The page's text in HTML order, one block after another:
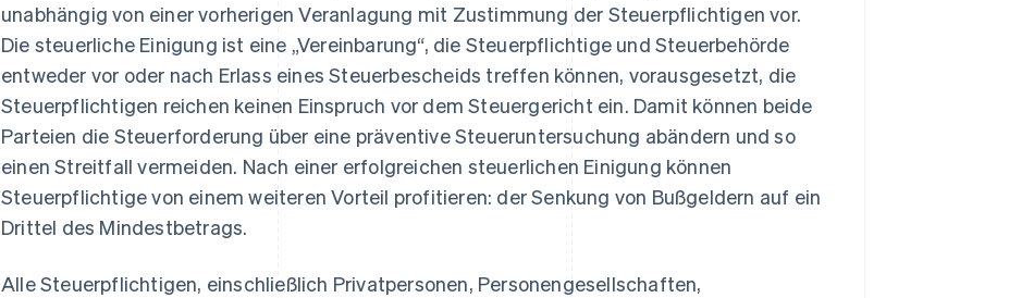
unabhängig von einer vorherigen Veranlagung mit Zustimmung der Steuerpflichtigen vor.
Die steuerliche Einigung ist eine „Vereinbarung“, die Steuerpflichtige und Steuerbehörde
entweder vor oder nach Erlass eines Steuerbescheids treffen können, vorausgesetzt, die
Steuerpflichtigen reichen keinen Einspruch vor dem Steuergericht ein. Damit können beide
Parteien die Steuerforderung über eine präventive Steueruntersuchung abändern und so
einen Streitfall vermeiden. Nach einer erfolgreichen steuerlichen Einigung können
Steuerpflichtige von einem weiteren Vorteil profitieren: der Senkung von Bußgeldern auf ein
Drittel des Mindestbetrags.
Alle Steuerpflichtigen, einschließlich Privatpersonen, Personengesellschaften,